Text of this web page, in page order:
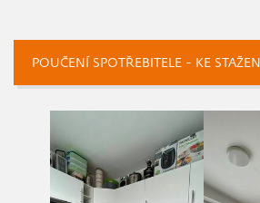
POUČENÍ SPOTŘEBITELE - KE STAŽENÍ